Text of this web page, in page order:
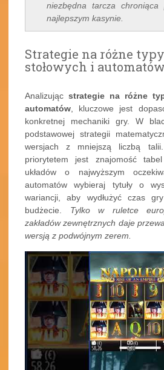
niezbędna tarcza
najlepszym kasynie.
Strategie na różne
stołowych i automatów
Analizując strategie na różne
automatów, kluczowe jest
konkretnej mechaniki gry. W
podstawowej strategii
wersjach z mniejszą liczbą
priorytetem jest znajomość
układów o najwyższym
automatów wybieraj tytuły o
wariancji, aby wydłużyć czas
budżecie. Tylko w ruletce
zakładów zewnętrznych daje
wersją z podwójnym zerem.